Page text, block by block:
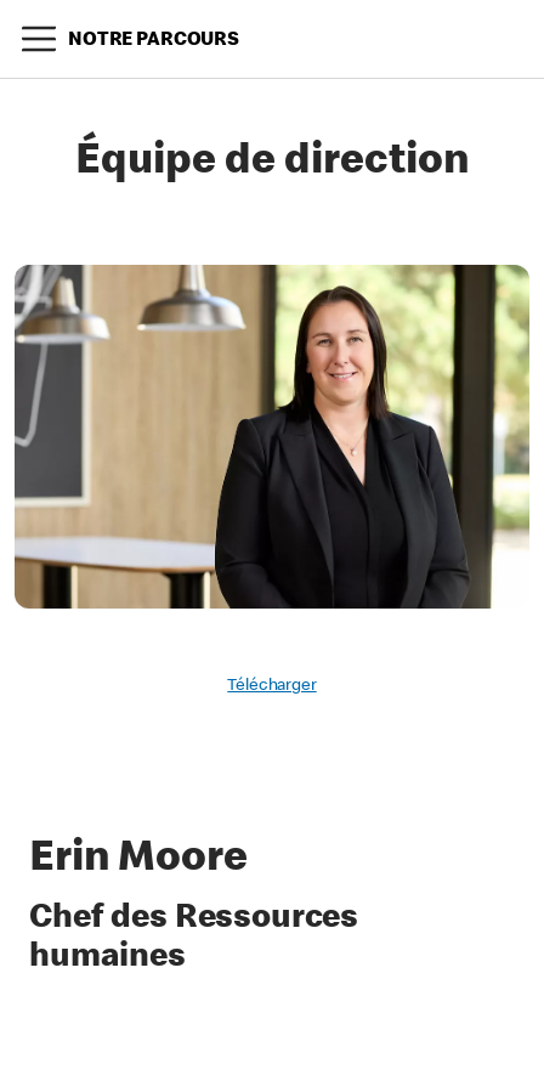
NOTRE PARCOURS
Équipe de direction
Télécharger
Erin Moore
Chef des Ressources
humaines